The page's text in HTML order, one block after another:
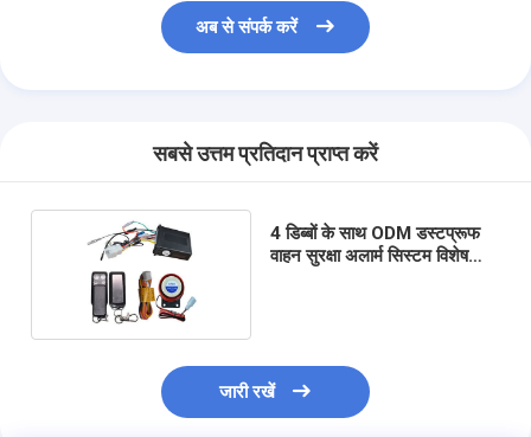
अब से संपर्क करें
सबसे उत्तम प्रतिदान प्राप्त करें
4 डिब्बों के साथ ODM डस्टप्रूफ
वाहन सुरक्षा अलार्म सिस्टम विशेष
जारी रखें